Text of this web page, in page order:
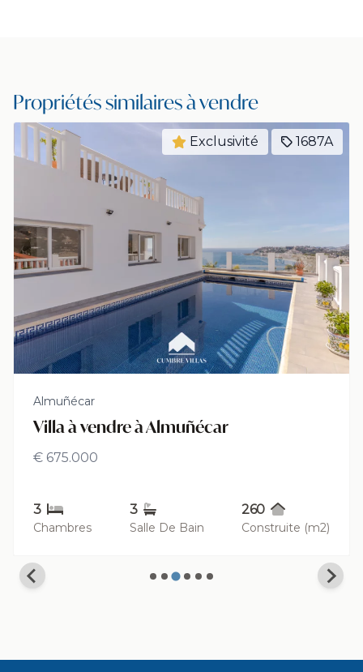
Propriétés similaires à vendre
Exclusivité 1687A
Almuñécar
Villa à vendre à Almuñécar
€ 675.000
3
Chambres
3
Salle De Bain
260
Construite (m2)